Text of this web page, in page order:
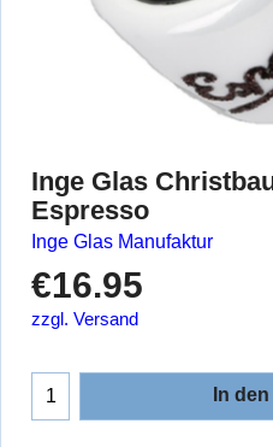
Inge Glas
Espresso
Inge Glas Manufaktur
€16.95
zzgl. Versand
In